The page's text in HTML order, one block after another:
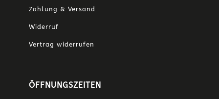
Zahlung & Versand
Widerruf
Vertrag widerrufen
ÖFFNUNGSZEITEN